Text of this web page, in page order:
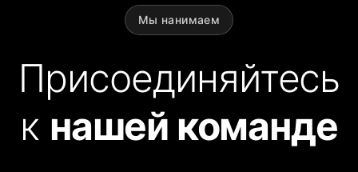
Мы нанимаем
Присоединяйтесь
к нашей команде